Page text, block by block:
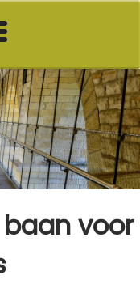
voor